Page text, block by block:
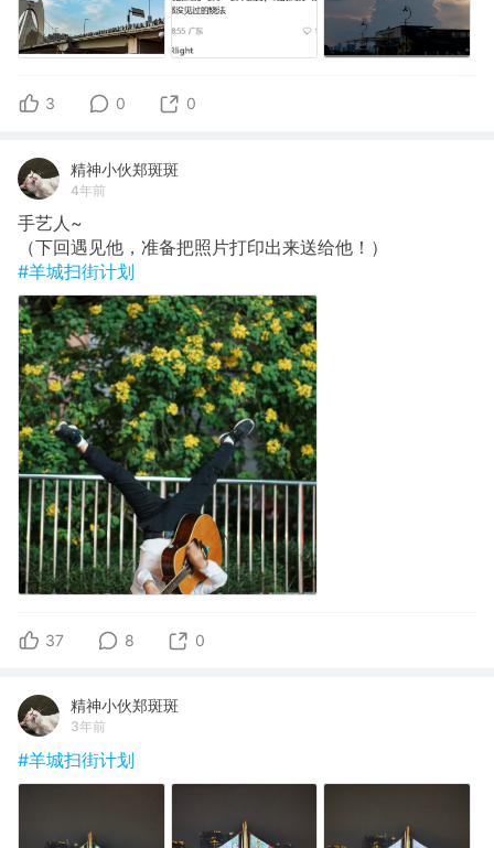
3 0 0
精神小伙郑斑斑
4年前
手艺人~
（下回遇见他，准备把照片打印出来送给他！）
#羊城扫街计划
37 8 0
精神小伙郑斑斑
3年前
#羊城扫街计划